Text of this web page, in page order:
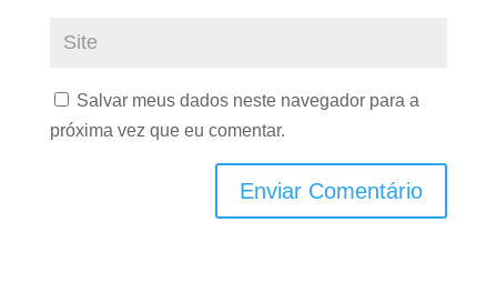
Salvar meus dados neste navegador para a
próxima vez que eu comentar.